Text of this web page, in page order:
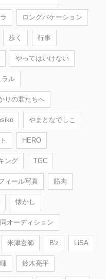
ロングバケーション
歩く 行事
やってはいけない
ラル
りの君たちへ
やまとなでしこ
HERO
ング TGC
ィール写真 筋肉
懐かし
オーディション
米津玄師 B'z LiSA
鈴木亮平